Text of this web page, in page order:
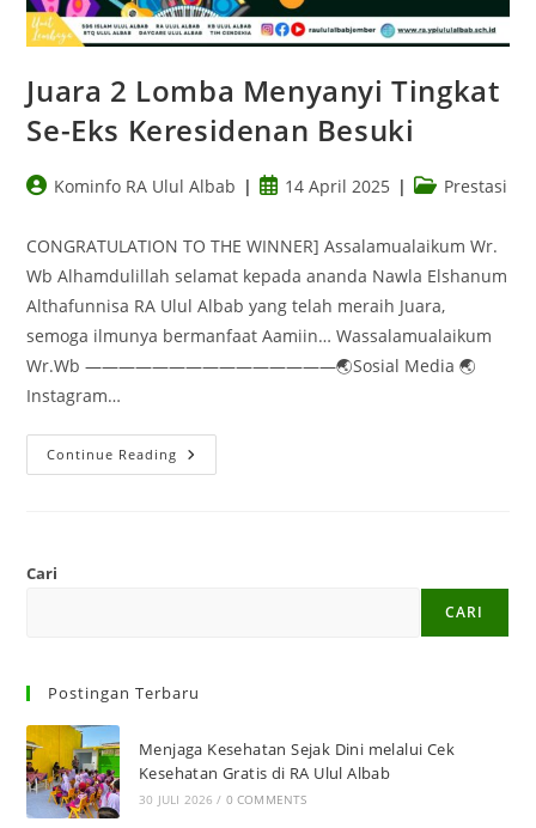
Juara 2 Lomba Menyanyi Tingkat
Se-Eks Keresidenan Besuki
Kominfo RA Ulul Albab 14 April 2025 Prestasi
CONGRATULATION TO THE WINNER] Assalamualaikum Wr.
Wb Alhamdulillah selamat kepada ananda Nawla Elshanum
Althafunnisa RA Ulul Albab yang telah meraih Juara,
semoga ilmunya bermanfaat Aamiin… Wassalamualaikum
Wr.Wb ———————————————🌏Sosial Media 🌏
Instagram…
Continue Reading
Cari
CARI
Postingan Terbaru
Menjaga Kesehatan Sejak Dini melalui Cek
Kesehatan Gratis di RA Ulul Albab
30 JULI 2026 / 0 COMMENTS